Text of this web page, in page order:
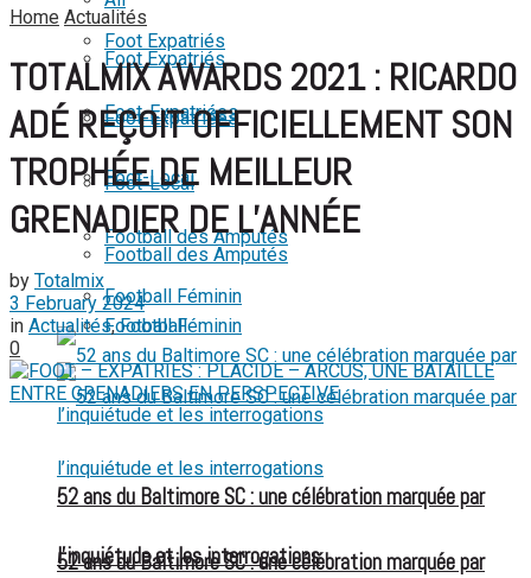
Foot Expatriés
Foot-Expatriées
Foot-Local
Football des Amputés
Football Féminin
52 ans du Baltimore SC : une célébration marquée par
Foot Expatriés
Foot-Expatriées
Foot-Local
Football des Amputés
Football Féminin
52 ans du Baltimore SC : une célébration marquée par
l’inquiétude et les interrogations
View All Result
Home Actualités
TOTALMIX AWARDS 2021 : RICARDO
ADÉ REÇOIT OFFICIELLEMENT SON
TROPHÉE DE MEILLEUR
GRENADIER DE L’ANNÉE
by Totalmix
3 February 2024
in Actualités,Football
0